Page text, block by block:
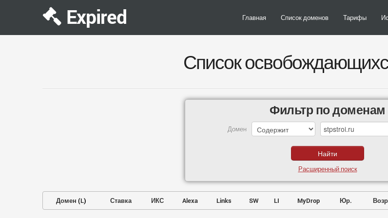
Expired Главная Список доменов Тарифы
Список
Фильтр по доменам
Домен
Расширенный поиск
Домен (L) Ставка ИКС Alexa Links SW LI MyDrop Юр.